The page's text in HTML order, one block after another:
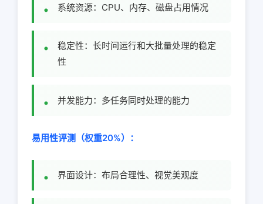
系统资源：CPU、内存、磁盘占用情况
稳定性：长时间运行和大批量处理的稳定
性
并发能力：多任务同时处理的能力
易用性评测（权重20%）：
界面设计：布局合理性、视觉美观度